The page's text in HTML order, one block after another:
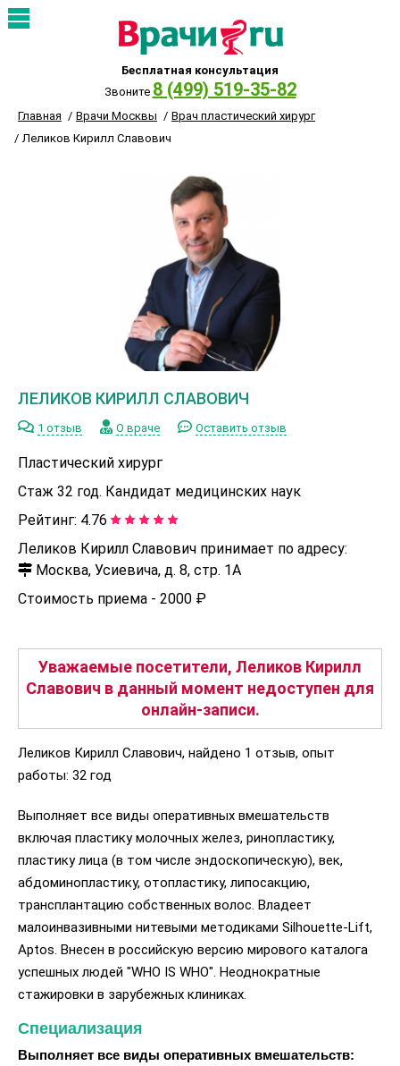
Бесплатная консультация
Звоните 8 (499) 519-35-82
Главная Врачи Москвы
Врач пластический хирург
Леликов Кирилл Славович
ЛЕЛИКОВ КИРИЛЛ СЛАВОВИЧ
1 отзыв О враче Оставить отзыв
Пластический хирург
Стаж 32 год. Кандидат медицинских наук
Рейтинг: 4.76
Леликов Кирилл Славович принимает по адресу:
Москва, Усиевича, д. 8, стр. 1А
Стоимость приема - 2000 ₽
Уважаемые посетители, Леликов Кирилл
Славович в данный момент недоступен для
онлайн-записи.
Леликов Кирилл Славович, найдено 1 отзыв, опыт
работы: 32 год
Выполняет все виды оперативных вмешательств
включая пластику молочных желез, ринопластику,
пластику лица (в том числе эндоскопическую), век,
абдоминопластику, отопластику, липосакцию,
трансплантацию собственных волос. Владеет
малоинвазивными нитевыми методиками Silhouette-Lift,
Aptos. Внесен в российскую версию мирового каталога
успешных людей "WHO IS WHO". Неоднократные
стажировки в зарубежных клиниках.
Специализация
Выполняет все виды оперативных вмешательств: